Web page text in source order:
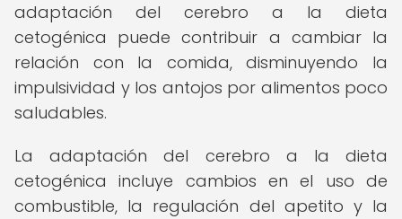
adaptación del cerebro a la dieta
cetogénica puede contribuir a cambiar la
relación con la comida, disminuyendo la
impulsividad y los antojos por alimentos poco
saludables.
La adaptación del cerebro a la dieta
cetogénica incluye cambios en el uso de
combustible, la regulación del apetito y la